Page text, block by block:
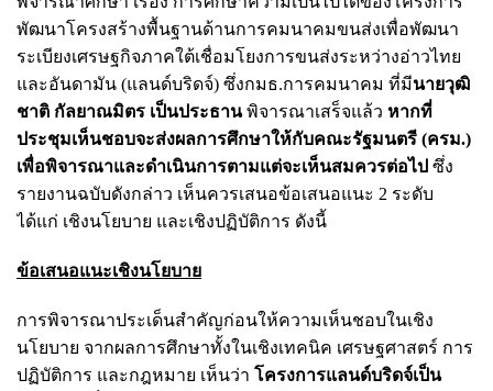
พัฒนาโครงสร้างพื้นฐานด้านการคมนาคมขนส่งเพื่อพัฒนา
ระเบียงเศรษฐกิจภาคใต้เชื่อมโยงการขนส่งระหว่างอ่าวไทย
และอันดามัน (แลนด์บริดจ์) ซึ่งกมธ.การคมนาคม ที่มีนายวุฒิ
ชาติ กัลยาณมิตร เป็นประธานพิจารณาเสร็จแล้ว หากที่
ประชุมเห็นชอบจะส่งผลการศึกษาให้กับคณะรัฐมนตรี (ครม.)
เพื่อพิจารณาและดำเนินการตามแต่จะเห็นสมควรต่อไป ซึ่ง
รายงานฉบับดังกล่าว เห็นควรเสนอข้อเสนอแนะ 2 ระดับ
ได้แก่ เชิงนโยบาย และเชิงปฏิบัติการ ดังนี้
ข้อเสนอแนะเชิงนโยบาย
การพิจารณาประเด็นสำคัญก่อนให้ความเห็นชอบในเชิง
นโยบาย จากผลการศึกษาทั้งในเชิงเทคนิค เศรษฐศาสตร์ การ
ปฏิบัติการ และกฎหมาย เห็นว่า โครงการแลนด์บริดจ์เป็น